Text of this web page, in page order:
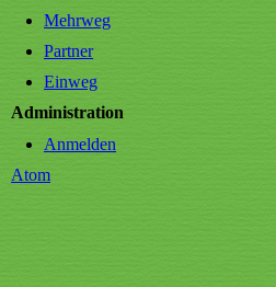
Mehrweg
Partner
Einweg
Administration
Anmelden
Atom